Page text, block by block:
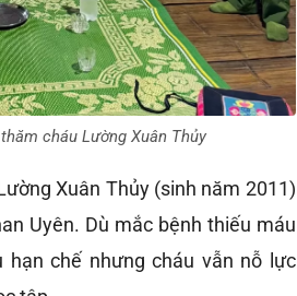
cháu Lường Xuân Thủy
Xuân Thủy (sinh năm 2011)
Uyên. Dù mắc bệnh thiếu máu
hạn chế nhưng cháu vẫn nỗ lực